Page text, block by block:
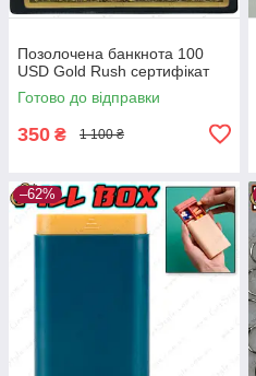
Позолочена банкнота 100
USD Gold Rush сертифікат
Готово до відправки
350 ₴ 1 100 ₴
–62%